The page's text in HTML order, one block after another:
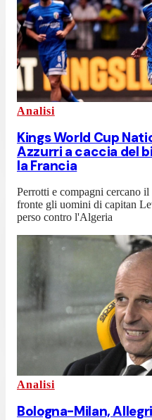
Analisi
Kings World Cup
Azzurri a caccia del
la Francia
Perrotti e compagni cercano
fronte gli uomini di capitan
perso contro l'Algeria
Analisi
Bologna-Milan,